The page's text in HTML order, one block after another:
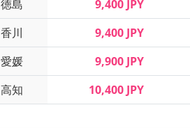
徳島
9,400 JPY
香川
9,400 JPY
愛媛
9,900 JPY
高知
10,400 JPY